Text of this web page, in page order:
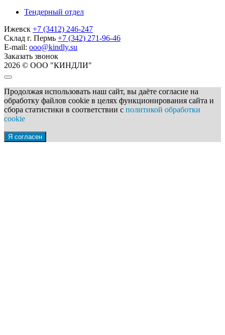
Тендерный отдел
Ижевск +7 (3412) 246-247
Склад г. Пермь +7 (342) 271-96-46
E-mail: ooo@kindly.su
Заказать звонок
2026 © ООО "КИНДЛИ"
Продолжая использовать наш сайт, вы даёте согласие на
обработку файлов cookie в целях функционирования сайта и
сбора статистики в соответствии с политикой обработки
cookie
Я согласен